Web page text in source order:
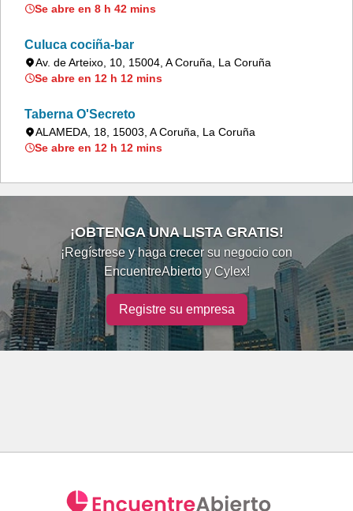
Se abre en 8 h 42 mins
Culuca cociña-bar
Av. de Arteixo, 10, 15004, A Coruña, La Coruña
Se abre en 12 h 12 mins
Taberna O'Secreto
ALAMEDA, 18, 15003, A Coruña, La Coruña
Se abre en 12 h 12 mins
¡OBTENGA UNA LISTA GRATIS!
¡Regístrese y haga crecer su negocio con
EncuentreAbierto y Cylex!
Registre su empresa